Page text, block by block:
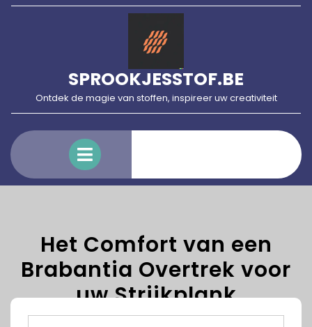
Skip
SPROOKJESSTOF.BE
Ontdek de magie van stoffen, inspireer uw creativiteit
Menu
Het Comfort van een
Brabantia Overtrek voor
uw Strijkplank